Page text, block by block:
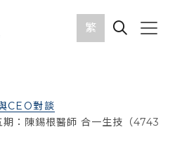
繁
CEO對談
：陳錫根醫師 合一生技（4743